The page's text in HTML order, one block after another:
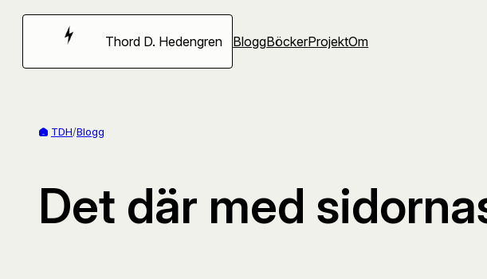
Hoppa
Thord D. Hedengren BloggBöckerProjektOm
TDH/Blogg
Det där med